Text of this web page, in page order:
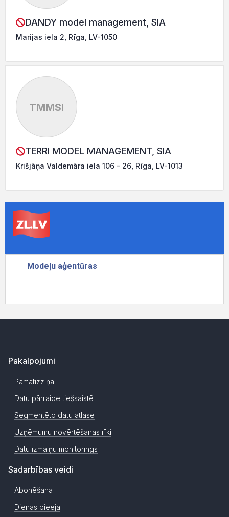
DANDY model management, SIA
Marijas iela 2, Rīga, LV-1050
TMMSI
TERRI MODEL MANAGEMENT, SIA
Krišjāņa Valdemāra iela 106 – 26, Rīga, LV-1013
Pakalpojumi
Pamatizziņa
Datu pārraide tiešsaistē
Segmentēto datu atlase
Uzņēmumu novērtēšanas rīki
Datu izmaiņu monitorings
Sadarbības veidi
Abonēšana
Dienas pieeja